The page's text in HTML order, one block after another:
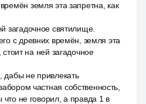
земля эта запретна, как
загадочное святилище.
с древних времён, земля эта
стоит на ней загадочное
дабы не привлекать
частная собственность,
не говорил, а правда 1 в